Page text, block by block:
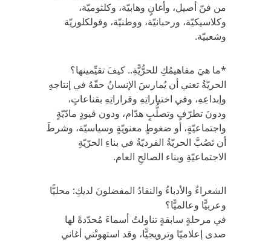
من فنّ أصيل، وأغانٍ وهابيّة، وكلثوميّة،
وكلاسيكيّة، ورحبانيّة، ووطنيّة، وفولكلوريّة
وشعبيّة.
*ما هيَ مفاهيمُكِ للحرُّيًّةِ.. كيفَ تقيِّمينها؟
الحريّةُ تعني أن يُمارسَ الإنسانُ حقّهُ في إنتاجهِ
وإبداعِهِ، وفي اختياراتِهِ وقراراتِهِ بقناعاتٍ،
ودونَ تطرّفٍ وتصلُّبٍ هدّام، ودون قيودٍ مادّيّةٍ
واجتماعيّةٍ، أو ضغوطٍ معنويّةٍ وسياسيّة، وشرطَ
أن تَصُبَّ الحريّةُ الفرديّةُ في بناءِ الحرّيّةِ
الاجتماعيّةِ وبناء الصالحِ العام.
الشعراءُ والأدباءُ والنقادُ المفضلونَ لديكِ: محليًّا
وعربيًّا وعالميًّا؟
في مرحلةٍ سابقةٍ تناولتُ أسماءَ مُحدّدةً لها
صدى إعلاميّا وترويجيًّا، وقد استهوتْني أغاني